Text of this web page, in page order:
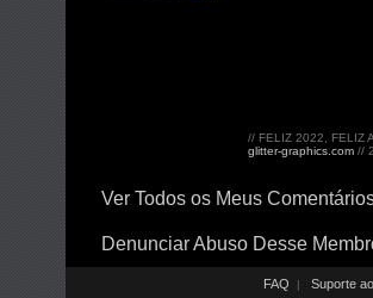
// FELIZ 2022, FELIZ
glitter-graphics.com //
Ver Todos os Meus
Denunciar Abuso Desse
FAQ | Suporte